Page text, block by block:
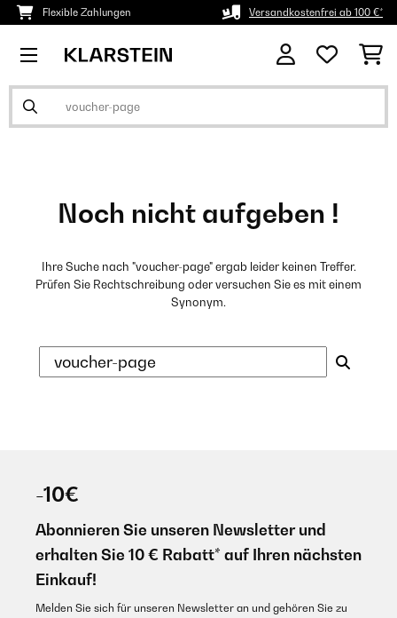
Flexible Zahlungen Versandkostenfrei ab 100 €*
Noch nicht aufgeben !
Ihre Suche nach "voucher-page" ergab leider keinen Treffer.
Prüfen Sie Rechtschreibung oder versuchen Sie es mit einem
Synonym.
-10€
Abonnieren Sie unseren Newsletter und
erhalten Sie 10 € Rabatt* auf Ihren nächsten
Einkauf!
Melden Sie sich für unseren Newsletter an und gehören Sie zu